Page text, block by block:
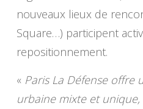
nouveaux lieux de
Square…) participent
repositionnement.
« Paris La Défense offre
urbaine mixte et unique,